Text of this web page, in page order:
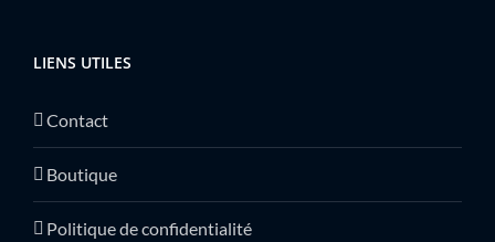
LIENS UTILES
Contact
Boutique
Politique de confidentialité